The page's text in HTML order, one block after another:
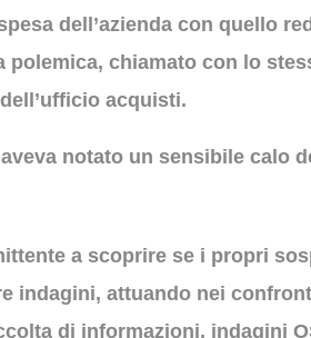
dell’azienda con quello
polemica, chiamato con lo
acquisti.
notato un sensibile calo
a scoprire se i propri
indagini, attuando nei
di informazioni, indagini